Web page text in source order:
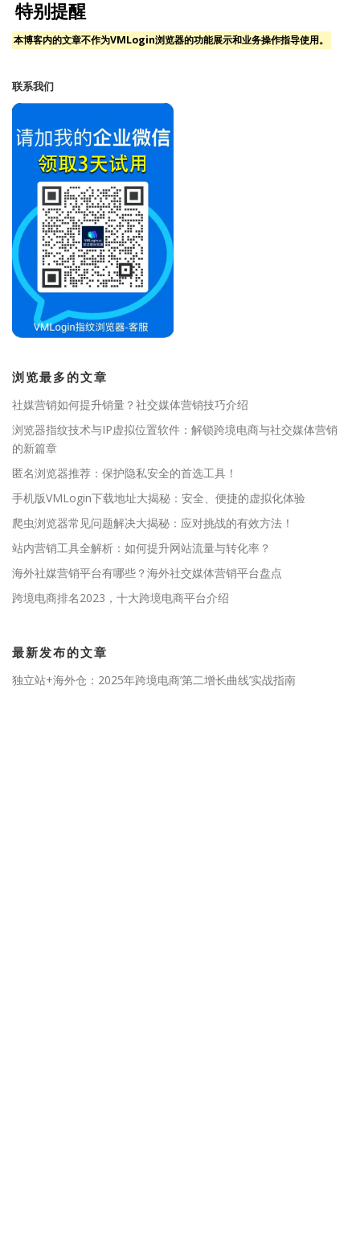
特别提醒
本博客内的文章不作为VMLogin浏览器的功能展示和业务操作指导使用。
联系我们
浏览最多的文章
社媒营销如何提升销量？社交媒体营销技巧介绍
浏览器指纹技术与IP虚拟位置软件：解锁跨境电商与社交媒体营销
的新篇章
匿名浏览器推荐：保护隐私安全的首选工具！
手机版VMLogin下载地址大揭秘：安全、便捷的虚拟化体验
爬虫浏览器常见问题解决大揭秘：应对挑战的有效方法！
站内营销工具全解析：如何提升网站流量与转化率？
海外社媒营销平台有哪些？海外社交媒体营销平台盘点
跨境电商排名2023，十大跨境电商平台介绍
最新发布的文章
独立站+海外仓：2025年跨境电商’第二增长曲线’实战指南